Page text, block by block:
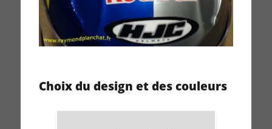
Choix du design et des couleurs